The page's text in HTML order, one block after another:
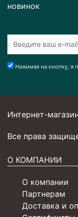
новинок
Нажимая на кнопку, я
Интернет-
Все права
О КОМПАНИИ
О компании
Партнерам
Доставка и